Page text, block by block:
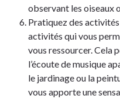
observant les oiseaux
Pratiquez des
activités qui vous
vous ressourcer. Cela
l’écoute de musique
le jardinage ou la
vous apporte une